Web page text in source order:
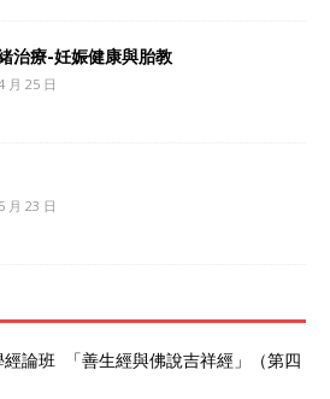
治療-妊娠健康與胎教
月 25 日
月 23 日
論班 「善生經與佛說吉祥經」（第四